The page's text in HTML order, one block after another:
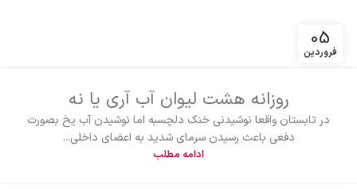
05
فروردین
روزانه هشت لیوان آب آری یا نه
در تابستان واقعا نوشیدنی خنک دلچسبه اما نوشیدن آب یخ بصورت
دفعی باعث رسیدن سرمای شدید به اعضای داخلی...
ادامه مطلب